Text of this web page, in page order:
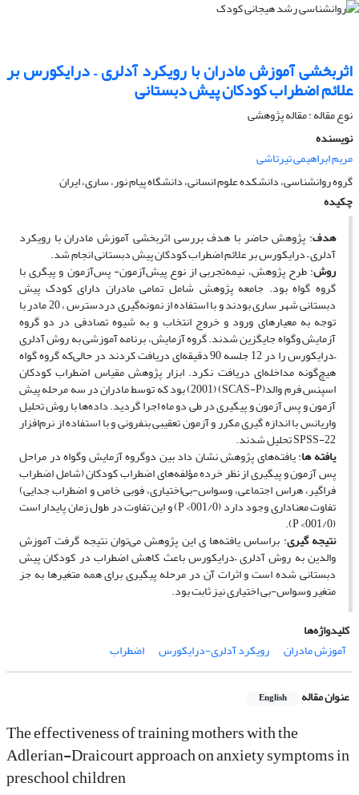
اثربخشی آموزش مادران با رویکرد آدلری – درایکورس بر
علائم اضطراب کودکان پیش دبستانی
نوع مقاله : مقاله پژوهشی
نویسنده
مریم ابراهیمی تیرتاشی
گروه روانشناسی، دانشکده علوم انسانی، دانشگاه پیام نور، ساری، ایران
چکیده
هدف: پژوهش حاضر با هدف بررسی اثربخشی آموزش مادران با رویکرد
آدلری – درایکورس بر علائم اضطراب کودکان پیش دبستانی انجام شد.
روش: طرح پژوهش، نیمه‌تجربی از نوع پیش‌آزمون- پس‌آزمون و پیگری با
گروه گواه بود. جامعه پژوهش شامل تمامی مادران دارای کودک پیش
دبستانی شهر ساری بودند و با استفاده از نمونه‌گیری دردسترس ، 20 مادر با
توجه به معیارهای ورود و خروج انتخاب و به شیوه تصادفی در دو گروه
آزمایش وگواه جایگزین شدند. گروه آزمایش، برنامه آموزشی به روش آدلری
–درایکورس را در 12 جلسه 90 دقیقه‌ای دریافت کردند در حالی‌که گروه گواه
هیچ‌گونه مداخله‌ای دریافت نکرد. ابزار پژوهش مقیاس اضطراب کودکان
اسپنس فرم والد(SCAS-P) (2001) بود که توسط مادران در سه مرحله پیش
آزمون و پس آزمون و پیگیری در طی دو ماه اجرا گردید. داده‌ها با روش تحلیل
واریانس با اندازه گیری مکرر و آزمون تعقیبی بنفرونی و با استفاده از نرم‌افزار
SPSS-22 تحلیل شدند.
یافته ها: یافته‌های پژوهش نشان داد بین دوگروه آزمایش وگواه در مراحل
پس آزمون و پیگیری از نظر خرده مؤلفه‌های اضطراب کودکان (شامل اضطراب
فراگیر، هراس اجتماعی، وسواس-بی‌اختیاری، فوبی خاص و اضطراب جدایی)
تفاوت معناداری وجود دارد (001/0> P) و این تفاوت در طول زمان پایدار است
(001/0> P).
نتیجه گیری: براساس یافته‌ها ی این پژوهش می‌توان نتیجه گرفت آموزش
والدین به روش آدلری –درایکورس باعث کاهش اضطراب در کودکان پیش
دبستانی شده است و اثرات آن در مرحله پیگیری برای همه متغیرها به جز
متغیر وسواس-بی اختیاری نیز ثابت بود.
کلیدواژه‌ها
آموزش مادران
رویکرد آدلری-درایکورس اضطراب
عنوان مقاله English
The effectiveness of training mothers with the
Adlerian-Draicourt approach on anxiety symptoms in
preschool children